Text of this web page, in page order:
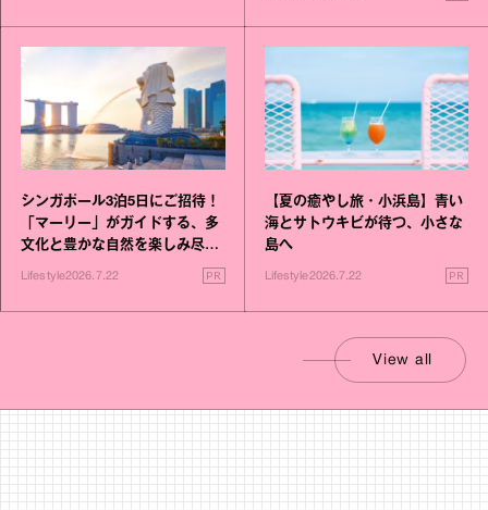
シンガポール3泊5日にご招待！
「マーリー」がガイドする、多
文化と豊かな自然を楽しみ尽く
Lifestyle2026.7.22 PR
【夏の癒やし旅・小浜島】青い
海とサトウキビが待つ、小さな
島へ
Lifestyle2026.7.22 PR
View all